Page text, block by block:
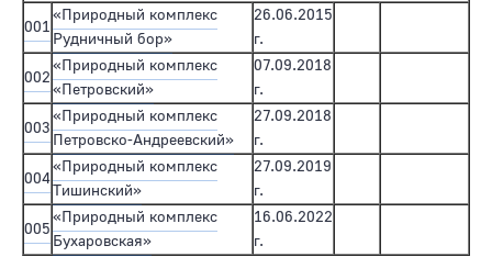
001
«Природный комплекс
Рудничный бор»
26.06.2015
г.
002
«Природный комплекс
«Петровский»
07.09.2018
г.
003
«Природный комплекс
Петровско-Андреевский»
27.09.2018
г.
004
«Природный комплекс
Тишинский»
27.09.2019
г.
005
«Природный комплекс
Бухаровская»
16.06.2022
г.